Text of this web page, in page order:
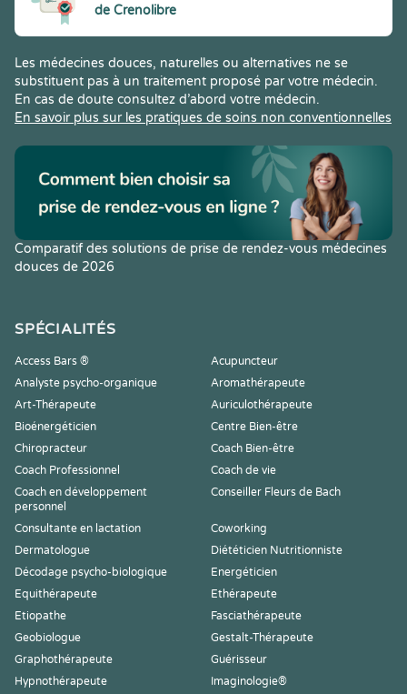
de Crenolibre
Les médecines douces, naturelles ou alternatives ne se
substituent pas à un traitement proposé par votre médecin.
En cas de doute consultez d’abord votre médecin.
En savoir plus sur les pratiques de soins non conventionnelles
Comparatif des solutions de prise de rendez-vous médecines
douces de 2026
SPÉCIALITÉS
Access Bars ®
Acupuncteur
Analyste psycho-organique
Aromathérapeute
Art-Thérapeute
Auriculothérapeute
Bioénergéticien
Centre Bien-être
Chiropracteur
Coach Bien-être
Coach Professionnel
Coach de vie
Coach en développement
personnel
Conseiller Fleurs de Bach
Consultante en lactation
Coworking
Dermatologue
Diététicien Nutritionniste
Décodage psycho-biologique
Energéticien
Equithérapeute
Ethérapeute
Etiopathe
Fasciathérapeute
Geobiologue
Gestalt-Thérapeute
Graphothérapeute
Guérisseur
Hypnothérapeute
Imaginologie®